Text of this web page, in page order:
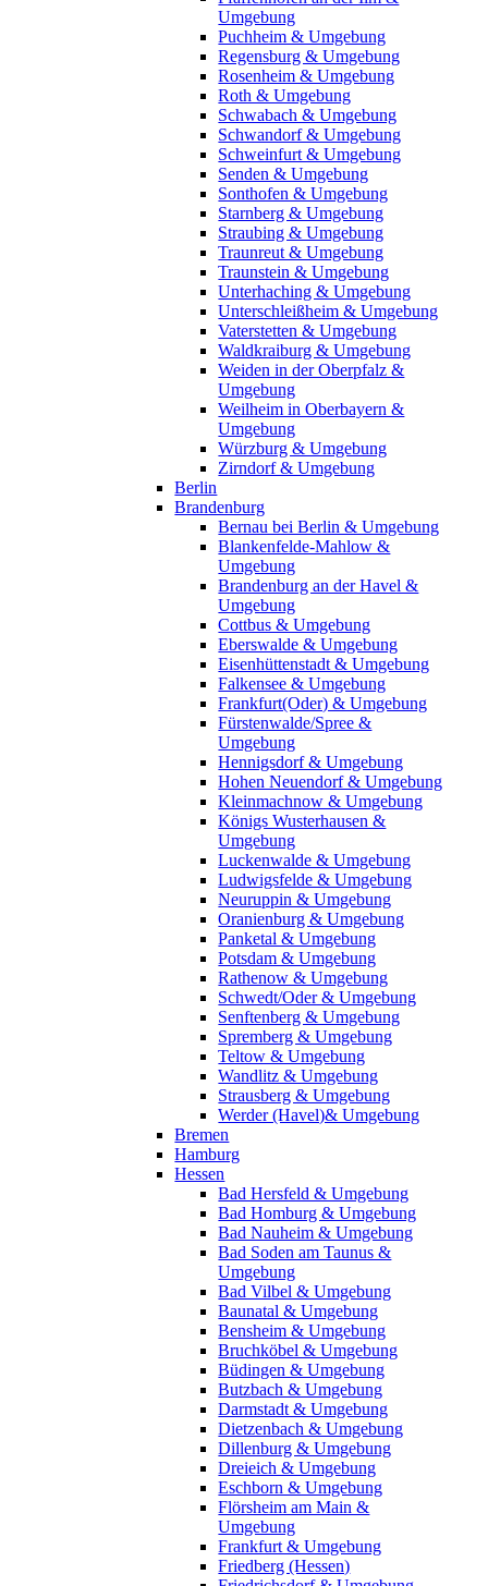
Umgebung
Puchheim & Umgebung
Regensburg & Umgebung
Rosenheim & Umgebung
Roth & Umgebung
Schwabach & Umgebung
Schwandorf & Umgebung
Schweinfurt & Umgebung
Senden & Umgebung
Sonthofen & Umgebung
Starnberg & Umgebung
Straubing & Umgebung
Traunreut & Umgebung
Traunstein & Umgebung
Unterhaching & Umgebung
Unterschleißheim & Umgebung
Vaterstetten & Umgebung
Waldkraiburg & Umgebung
Weiden in der Oberpfalz &
Umgebung
Weilheim in Oberbayern &
Umgebung
Würzburg & Umgebung
Zirndorf & Umgebung
Berlin
Brandenburg
Bernau bei Berlin & Umgebung
Blankenfelde-Mahlow &
Umgebung
Brandenburg an der Havel &
Umgebung
Cottbus & Umgebung
Eberswalde & Umgebung
Eisenhüttenstadt & Umgebung
Falkensee & Umgebung
Frankfurt(Oder) & Umgebung
Fürstenwalde/Spree &
Umgebung
Hennigsdorf & Umgebung
Hohen Neuendorf & Umgebung
Kleinmachnow & Umgebung
Königs Wusterhausen &
Umgebung
Luckenwalde & Umgebung
Ludwigsfelde & Umgebung
Neuruppin & Umgebung
Oranienburg & Umgebung
Panketal & Umgebung
Potsdam & Umgebung
Rathenow & Umgebung
Schwedt/Oder & Umgebung
Senftenberg & Umgebung
Spremberg & Umgebung
Teltow & Umgebung
Wandlitz & Umgebung
Strausberg & Umgebung
Werder (Havel)& Umgebung
Bremen
Hamburg
Hessen
Bad Hersfeld & Umgebung
Bad Homburg & Umgebung
Bad Nauheim & Umgebung
Bad Soden am Taunus &
Umgebung
Bad Vilbel & Umgebung
Baunatal & Umgebung
Bensheim & Umgebung
Bruchköbel & Umgebung
Büdingen & Umgebung
Butzbach & Umgebung
Darmstadt & Umgebung
Dietzenbach & Umgebung
Dillenburg & Umgebung
Dreieich & Umgebung
Eschborn & Umgebung
Flörsheim am Main &
Umgebung
Frankfurt & Umgebung
Friedberg (Hessen)